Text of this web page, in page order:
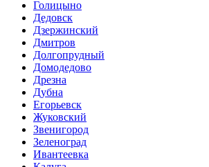
Голицыно
Дедовск
Дзержинский
Дмитров
Долгопрудный
Домодедово
Дрезна
Дубна
Егорьевск
Жуковский
Звенигород
Зеленоград
Ивантеевка